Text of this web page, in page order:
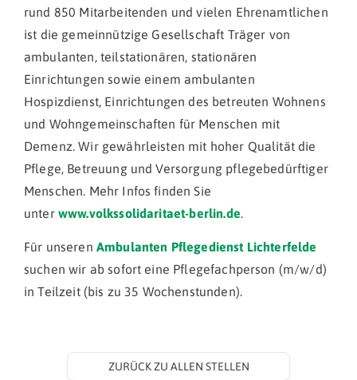
rund 850 Mitarbeitenden und vielen Ehrenamtlichen
ist die gemeinnützige Gesellschaft Träger von
ambulanten, teilstationären, stationären
Einrichtungen sowie einem ambulanten
Hospizdienst, Einrichtungen des betreuten Wohnens
und Wohngemeinschaften für Menschen mit
Demenz. Wir gewährleisten mit hoher Qualität die
Pflege, Betreuung und Versorgung pflegebedürftiger
Menschen. Mehr Infos finden Sie
unter www.volkssolidaritaet-berlin.de.
Für unseren Ambulanten Pflegedienst Lichterfelde
suchen wir ab sofort eine Pflegefachperson (m/w/d)
in Teilzeit (bis zu 35 Wochenstunden).
ZURÜCK ZU ALLEN STELLEN